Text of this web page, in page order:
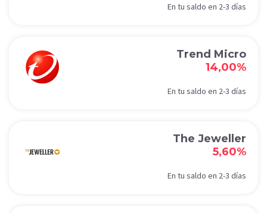
En tu saldo en 2-3 días
Trend Micro
14,00%
En tu saldo en 2-3 días
The Jeweller
5,60%
En tu saldo en 2-3 días